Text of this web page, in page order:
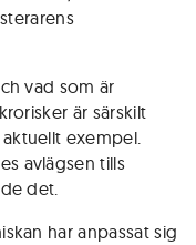
vad som är
är särskilt
exempel.
avlägsen tills
det.
har anpassat sig